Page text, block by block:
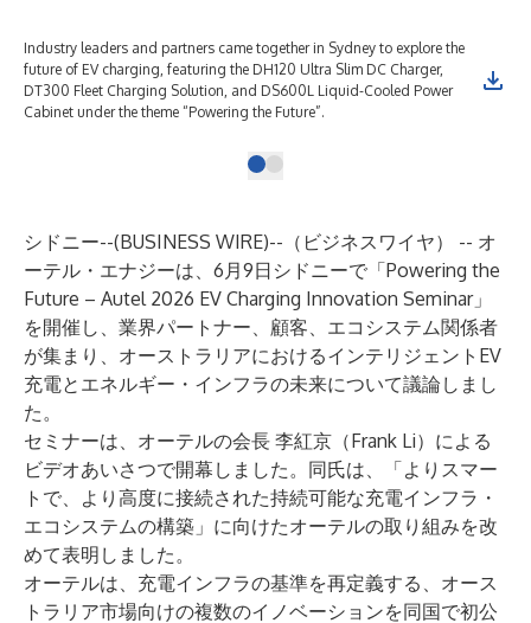
Industry leaders and partners came together in Sydney to explore the
future of EV charging, featuring the DH120 Ultra Slim DC Charger,
DT300 Fleet Charging Solution, and DS600L Liquid-Cooled Power
Cabinet under the theme “Powering the Future”.
シドニー--(BUSINESS WIRE)-- （ビジネスワイヤ） -- オ
ーテル・エナジーは、6月9日シドニーで「Powering the
Future – Autel 2026 EV Charging Innovation Seminar」
を開催し、業界パートナー、顧客、エコシステム関係者
が集まり、オーストラリアにおけるインテリジェントEV
充電とエネルギー・インフラの未来について議論しまし
た。
セミナーは、オーテルの会長 李紅京（Frank Li）による
ビデオあいさつで開幕しました。同氏は、「よりスマー
トで、より高度に接続された持続可能な充電インフラ・
エコシステムの構築」に向けたオーテルの取り組みを改
めて表明しました。
オーテルは、充電インフラの基準を再定義する、オース
トラリア市場向けの複数のイノベーションを同国で初公